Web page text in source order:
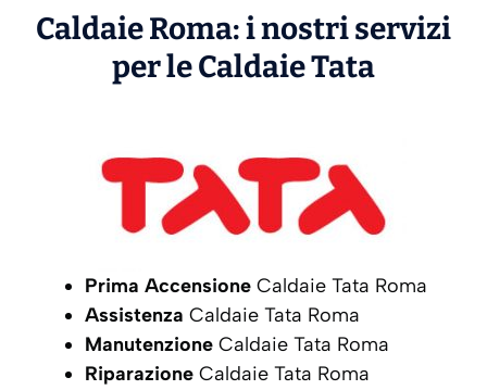
Caldaie Roma: i nostri servizi
per le CaldaieTata
Prima Accensione Caldaie Tata Roma
Assistenza Caldaie Tata Roma
Manutenzione Caldaie Tata Roma
Riparazione Caldaie Tata Roma